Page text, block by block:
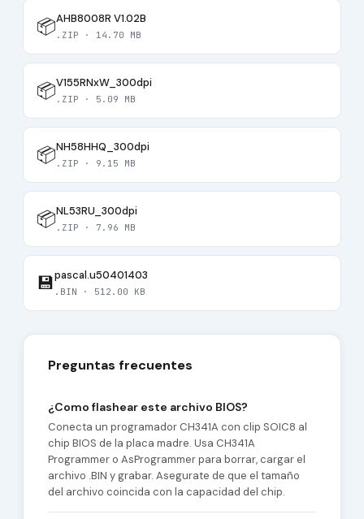
📦AHB8008R V1.02B
.ZIP · 14.70 MB
📦V155RNxW_300dpi
.ZIP · 5.09 MB
📦NH58HHQ_300dpi
.ZIP · 9.15 MB
📦NL53RU_300dpi
.ZIP · 7.96 MB
💾pascal.u50401403
.BIN · 512.00 KB
Preguntas frecuentes
¿Como flashear este archivo BIOS?
Conecta un programador CH341A con clip SOIC8 al
chip BIOS de la placa madre. Usa CH341A
Programmer o AsProgrammer para borrar, cargar el
archivo .BIN y grabar. Asegurate de que el tamaño
del archivo coincida con la capacidad del chip.